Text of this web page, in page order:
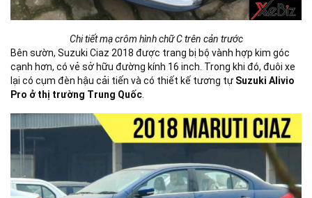
Chi tiết mạ crôm hình chữ C trên cản trước
Bên sườn, Suzuki Ciaz 2018 được trang bị bộ vành hợp kim góc
cạnh hơn, có vẻ sở hữu đường kính 16 inch. Trong khi đó, đuôi xe
lại có cụm đèn hậu cải tiến và có thiết kế tương tự Suzuki Alivio
Pro ở thị trường Trung Quốc